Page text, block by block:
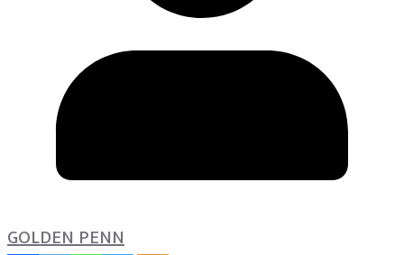
GOLDEN PENN